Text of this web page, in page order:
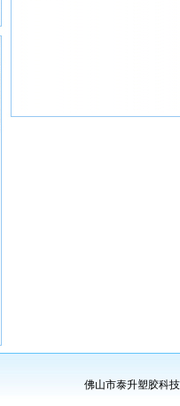
佛山市泰升塑胶科